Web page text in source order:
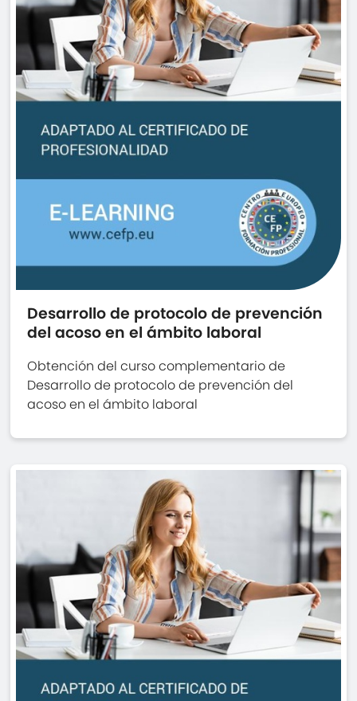
Desarrollo de protocolo de prevención
del acoso en el ámbito laboral
Obtención del curso complementario de
Desarrollo de protocolo de prevención del
acoso en el ámbito laboral